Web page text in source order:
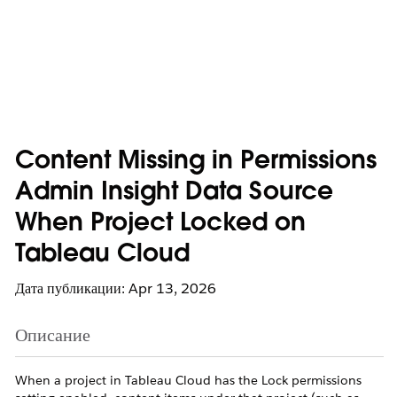
Content Missing in Permissions
Admin Insight Data Source
When Project Locked on
Tableau Cloud
Дата публикации: Apr 13, 2026
Описание
When a project in Tableau Cloud has the Lock permissions